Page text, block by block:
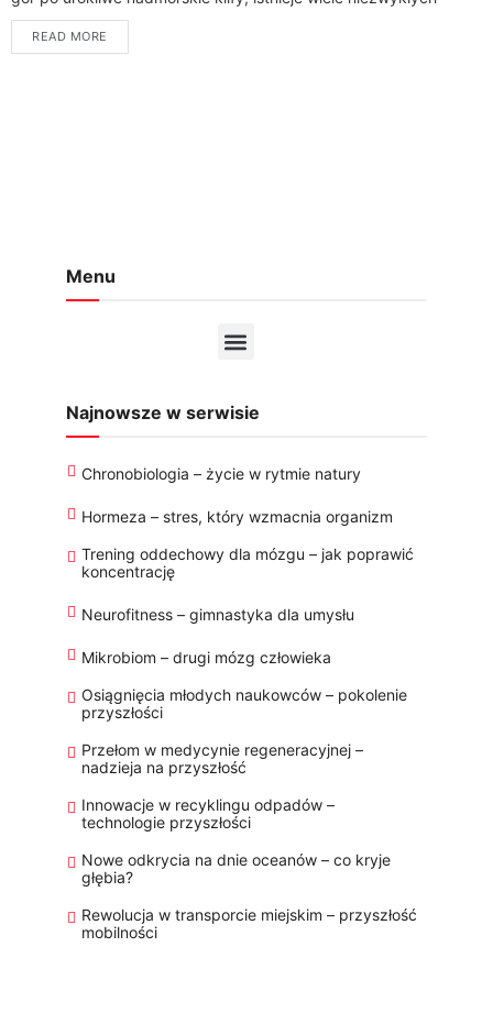
punktów widokowych, które przyciągają miłośników fotografii.
Czy...
READ MORE
Menu
Najnowsze w serwisie
Chronobiologia – życie w rytmie natury
Hormeza – stres, który wzmacnia organizm
Trening oddechowy dla mózgu – jak poprawić
koncentrację
Neurofitness – gimnastyka dla umysłu
Mikrobiom – drugi mózg człowieka
Osiągnięcia młodych naukowców – pokolenie
przyszłości
Przełom w medycynie regeneracyjnej –
nadzieja na przyszłość
Innowacje w recyklingu odpadów –
technologie przyszłości
Nowe odkrycia na dnie oceanów – co kryje
głębia?
Rewolucja w transporcie miejskim – przyszłość
mobilności